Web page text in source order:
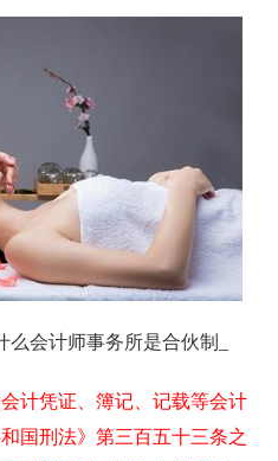
会计师事务所是合伙制_
计凭证、簿记、记载等会计
国刑法》第三百五十三条之